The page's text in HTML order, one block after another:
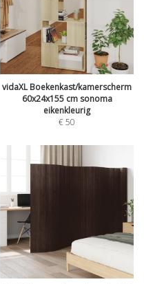
vidaXL Boekenkast/kamerscherm
60x24x155 cm sonoma
eikenkleurig
€50